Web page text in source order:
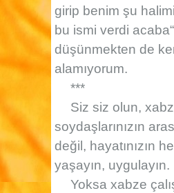
girip benim şu
bu ismi verdi
düşünmekten de
alamıyorum.
***
Siz siz olun,
soydaşlarınızın
değil, hayatınızın
yaşayın, uygulayın.
Yoksa xabze